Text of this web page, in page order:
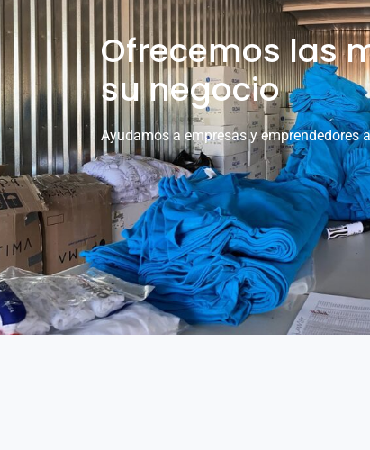
Ofrecemos las
su negocio
Ayudamos a empresas y emprendedores